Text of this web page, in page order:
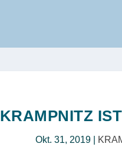
KRAMPNITZ
Okt. 31, 2019